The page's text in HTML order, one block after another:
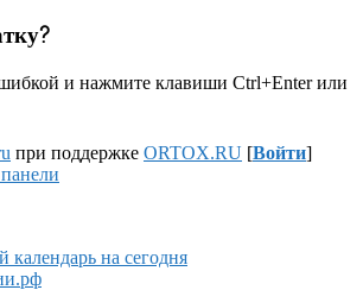
и нажмите клавиши Ctrl+Enter или
при поддержке ORTOX.RU [Войти]
календарь на сегодня